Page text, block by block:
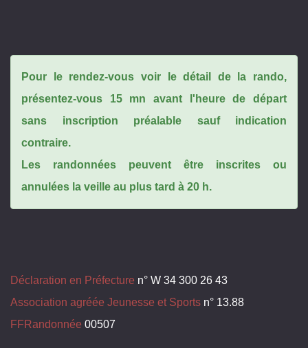
Pour le rendez-vous voir le détail de la rando,
présentez-vous 15 mn avant l'heure de départ
sans inscription préalable sauf indication
contraire.
Les randonnées peuvent être inscrites ou
annulées la veille au plus tard à 20 h.
Déclaration en Préfecture n° W 34 300 26 43
Association agréée Jeunesse et Sports n° 13.88
FFRandonnée 00507